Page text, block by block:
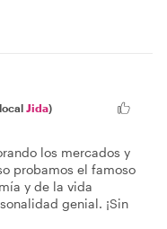
Jida)
los mercados y
probamos el famoso
y de la vida
genial. ¡Sin